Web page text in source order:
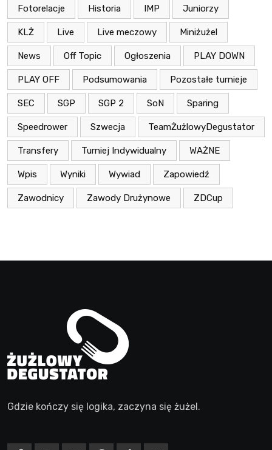
Fotorelacje Historia IMP Juniorzy
KLŻ Live Live meczowy Miniżużel
News Off Topic Ogłoszenia PLAY DOWN
PLAY OFF Podsumowania Pozostałe turnieje
SEC SGP SGP 2 SoN Sparing
Speedrower Szwecja TeamŻużlowyDegustator
Transfery Turniej Indywidualny WAŻNE
Wpis Wyniki Wywiad Zapowiedź
Zawodnicy Zawody Drużynowe ZDCup
Gdzie kończy się logika, zaczyna się żużel.